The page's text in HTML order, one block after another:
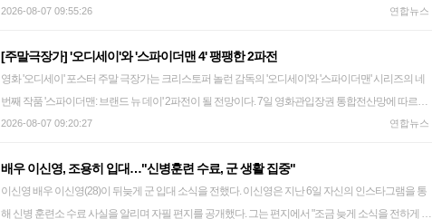
된다며 "특정 방송사의 보도가 마음에 들지 않으면 채널을 돌려라, 신문 내용이 마음에 안 들면 구독을
트도 이 같은 의견에 힘을 보탰다. 존 펠트하이머 라이언스게이트 CEO는 이날 콘퍼런스콜에서 "불확
실성이 우리 산업의 가장 큰 악재이며 이는 누구에게도 도움이 되지 않는다"며 "(파라마운트의 합병) 거
래에 찬성한다. 무엇보다 중요한 것은 불확실성을 해소하는 것"이라고 말했다. 이 같은 지적들은 캘리
포니아 등 12개 주 법무장관이 공동으로 제기한 반독점 소송으로 파라마운트의 합병 시도가 멈춰 선
버리 합병 절차를 중단하는 데 동의했다. 소송 장기화로 내년 6월 4일까지 거래를 완료하지 못할 경우
아예 합병이 무산될 가능성도 있다. heeva@yna.co.kr
경찰이 300억원대 규모의 사기 혐의를 받는 연예기획사 원헌드레드 레이블 차가원 대표를 구속 상태
혐의를 받는 차 대표를 서울중앙지검에 구속 송치했다. 차 대표는 자신이 운영하는 연예기획사 소속
연예인의 지식재산권(IP)을 이용한 사업을 주식회사 노머스에 제안해 계약을 체결한 뒤 242억원의 선
급금을 받았지만, 실제 사업을 이행하지 않은 혐의를 받는다. 경찰은 차 대표가 다른 업체와 미리 맺은
계약이 조만간 종료될 것으로 보이지 않음에도 노머스에 이 사실을 숨기고 이중계약을 맺었고, 사업을
기획사 사업을 시작했고, 이후 계약 쪼개기 방식으로 채무를 돌려막기한 정황을 포착한 것으로 전해졌
다. 경찰은 차 대표에 대한 구속 수사가 필요하다고 판단해 지난 6월 두 차례 구속영장을 신청했지만 검
찰이 보완수사를 요구하며 반려했다. 이에 경찰은 검찰과 협의해 차 대표에 대한 계좌 추적, 계약 관계
2026-08-07 09:55:26 연합뉴스
[주말극장가] '오디세이'와 '스파이더맨 4' 팽팽한 2파전
영화 '오디세이' 포스터 주말 극장가는 크리스토퍼 놀런 감독의 '오디세이'와 '스파이더맨' 시리즈의 네
번째 작품 '스파이더맨: 브랜드 뉴 데이' 2파전이 될 전망이다. 7일 영화관입장권 통합전산망에 따르면
전날 국내 박스오피스 1위는 '오디세이'로 24만6천여 명(매출액 점유율 45.2%)이 관람했다. '오디세
로이 전쟁이 끝난 뒤 집으로 돌아가는 여정을 그렸다. 맷 데이먼과 톰 홀랜드, 앤 해서웨이, 샬리즈 세런,
로버트 패틴슨 등이 주연을 맡았다. 지난 5일 개봉한 '오디세이' 누적 관객 수는 54만1천여 명이다. '오디
세이'에 밀려 2위로 내려간 '스파이더맨: 브랜드 뉴 데이'는 전날 23만7천여 명(매출액 점유율 40.1%)이
2026-08-07 09:20:27 연합뉴스
배우 이신영, 조용히 입대…"신병훈련 수료, 군 생활 집중"
이신영 배우 이신영(28)이 뒤늦게 군 입대 소식을 전했다. 이신영은 지난 6일 자신의 인스타그램을 통
해 신병 훈련소 수료 사실을 알리며 자필 편지를 공개했다. 그는 편지에서 "조금 늦게 소식을 전하게 돼